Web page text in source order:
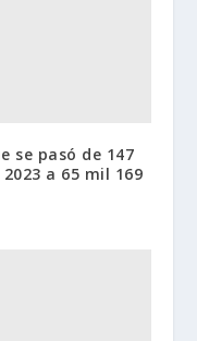
se pasó de 147
a 65 mil 169